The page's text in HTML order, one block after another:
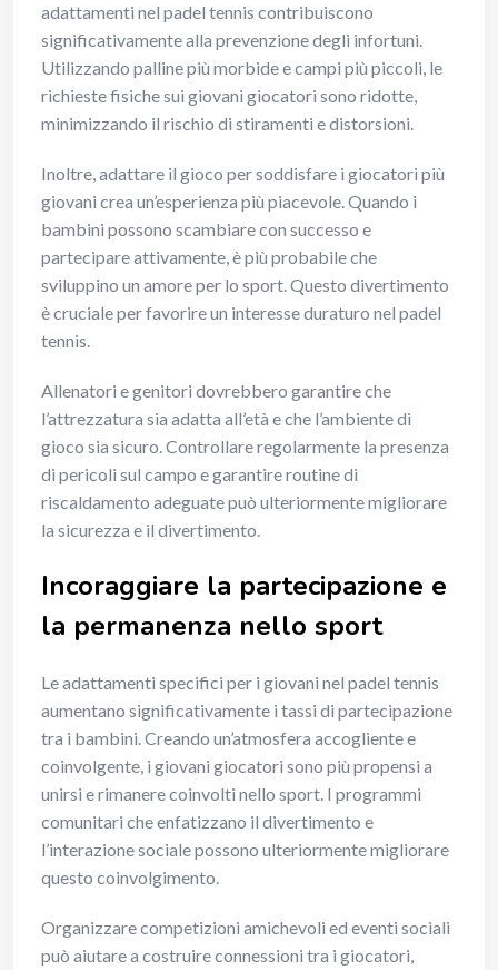
adattamenti nel padel tennis contribuiscono
significativamente alla prevenzione degli infortuni.
Utilizzando palline più morbide e campi più piccoli, le
richieste fisiche sui giovani giocatori sono ridotte,
minimizzando il rischio di stiramenti e distorsioni.
Inoltre, adattare il gioco per soddisfare i giocatori più
giovani crea un’esperienza più piacevole. Quando i
bambini possono scambiare con successo e
partecipare attivamente, è più probabile che
sviluppino un amore per lo sport. Questo divertimento
è cruciale per favorire un interesse duraturo nel padel
tennis.
Allenatori e genitori dovrebbero garantire che
l’attrezzatura sia adatta all’età e che l’ambiente di
gioco sia sicuro. Controllare regolarmente la presenza
di pericoli sul campo e garantire routine di
riscaldamento adeguate può ulteriormente migliorare
la sicurezza e il divertimento.
Incoraggiare la partecipazione e
la permanenza nello sport
Le adattamenti specifici per i giovani nel padel tennis
aumentano significativamente i tassi di partecipazione
tra i bambini. Creando un’atmosfera accogliente e
coinvolgente, i giovani giocatori sono più propensi a
unirsi e rimanere coinvolti nello sport. I programmi
comunitari che enfatizzano il divertimento e
l’interazione sociale possono ulteriormente migliorare
questo coinvolgimento.
Organizzare competizioni amichevoli ed eventi sociali
può aiutare a costruire connessioni tra i giocatori,